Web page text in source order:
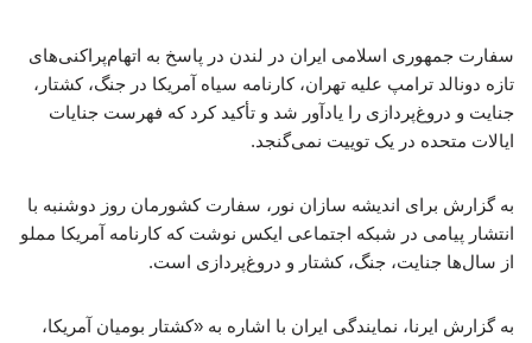
سفارت جمهوری اسلامی ایران در لندن در پاسخ به اتهام‌پراکنی‌های
تازه دونالد ترامپ علیه تهران، کارنامه سیاه آمریکا در جنگ، کشتار،
جنایت و دروغ‌پردازی را یادآور شد و تأکید کرد که فهرست جنایات
ایالات متحده در یک توییت نمی‌گنجد.
به گزارش برای اندیشه سازان نور، سفارت کشورمان روز دوشنبه با
انتشار پیامی در شبکه اجتماعی ایکس نوشت که کارنامه آمریکا مملو
از سال‌ها جنایت، جنگ، کشتار و دروغ‌پردازی است.
به گزارش ایرنا، نمایندگی ایران با اشاره به «کشتار بومیان آمریکا،